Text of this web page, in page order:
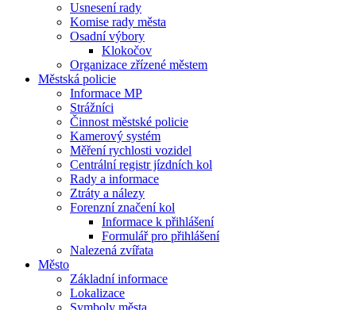
Usnesení rady
Komise rady města
Osadní výbory
Klokočov
Organizace zřízené městem
Městská policie
Informace MP
Strážníci
Činnost městské policie
Kamerový systém
Měření rychlosti vozidel
Centrální registr jízdních kol
Rady a informace
Ztráty a nálezy
Forenzní značení kol
Informace k přihlášení
Formulář pro přihlášení
Nalezená zvířata
Město
Základní informace
Lokalizace
Symboly města